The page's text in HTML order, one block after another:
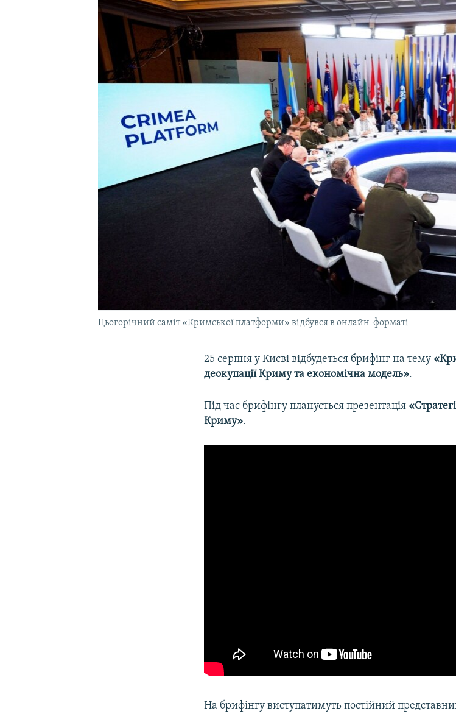
УКРАЇНСЬКА ПРОБЛЕМА КРИМУ
Цьогорічний саміт «Кримської платформи» відбувся в онлайн-форматі
25 серпня у Києві відбудеться брифінг на тему
деокупації Криму та економічна модель».
Під час брифінгу планується презентація
Криму».
На брифінгу виступатимуть постійний